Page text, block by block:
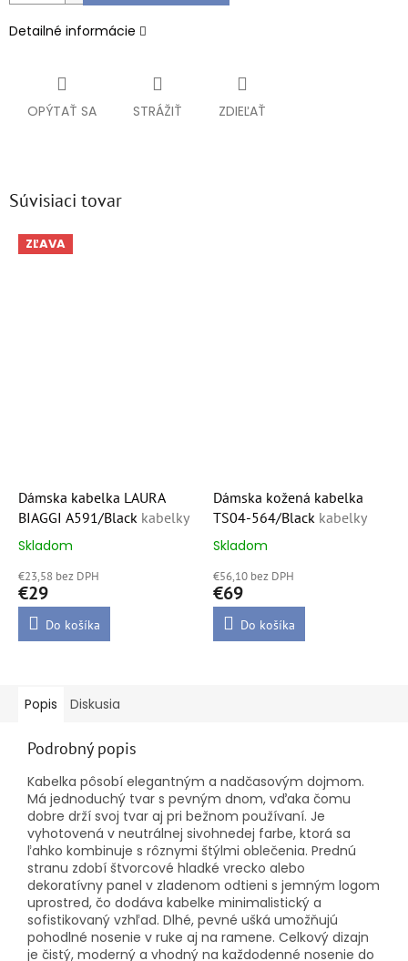
Detailné informácie
OPÝTAŤ SA STRÁŽIŤ ZDIEĽAŤ
Súvisiaci tovar
ZĽAVA
Dámska kabelka LAURA
BIAGGI A591/Black kabelky
Priemerné
produktu
je
5,0
Skladom
€23,58 bez DPH
€29
Do košíka
Dámska kožená kabelka
TS04-564/Black kabelky
Priemerné
produktu
je
5,0
Skladom
€56,10 bez DPH
€69
Do košíka
Popis Diskusia
Podrobný popis
Kabelka pôsobí elegantným a nadčasovým dojmom.
Má jednoduchý tvar s pevným dnom, vďaka čomu
dobre drží svoj tvar aj pri bežnom používaní. Je
vyhotovená v neutrálnej sivohnedej farbe, ktorá sa
ľahko kombinuje s rôznymi štýlmi oblečenia. Prednú
stranu zdobí štvorcové hladké vrecko alebo
dekoratívny panel v zladenom odtieni s jemným logom
uprostred, čo dodáva kabelke minimalistický a
sofistikovaný vzhľad. Dlhé, pevné ušká umožňujú
pohodlné nosenie v ruke aj na ramene. Celkový dizajn
je čistý, moderný a vhodný na každodenné nosenie do